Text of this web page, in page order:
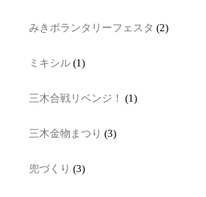
みきボランタリーフェスタ (2)
ミキシル (1)
三木合戦リベンジ！ (1)
三木金物まつり (3)
兜づくり (3)